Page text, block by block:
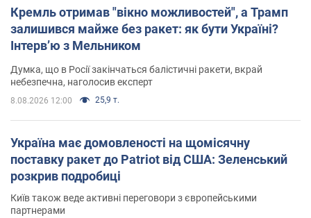
Кремль отримав "вікно можливостей", а Трамп
залишився майже без ракет: як бути Україні?
Інтерв’ю з Мельником
Думка, що в Росії закінчаться балістичні ракети, вкрай
небезпечна, наголосив експерт
8.08.2026 12:00 25,9 т.
Україна має домовленості на щомісячну
поставку ракет до Patriot від США: Зеленський
розкрив подробиці
Київ також веде активні переговори з європейськими
партнерами